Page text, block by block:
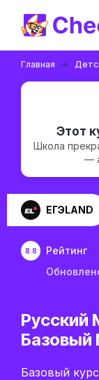
Главная
Этот
Школа
—
ЕГЭLAND
8.8 Рейтинг
Русский
Базовый
Базовый